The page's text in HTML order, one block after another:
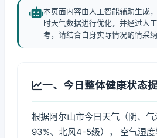
本页面内容由人工智能辅助生成
时天气数据进行优化，并经过人
考，请结合自身实际情况酌情采纳
一、今日整体健康状态
根据阿尔山市今日天气（阴、
93%、北风4-5级）， 空气湿度